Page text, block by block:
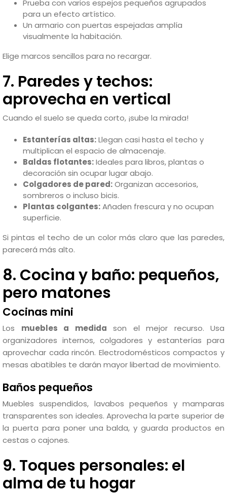
Prueba con varios espejos pequeños agrupados
para un efecto artístico.
Un armario con puertas espejadas amplía
visualmente la habitación.
Elige marcos sencillos para no recargar.
7. Paredes y techos:
aprovecha en vertical
Cuando el suelo se queda corto, ¡sube la mirada!
Estanterías altas:Llegan casi hasta el techo y
multiplican el espacio de almacenaje.
Baldas flotantes:Ideales para libros, plantas o
decoración sin ocupar lugar abajo.
Colgadores de pared:Organizan accesorios,
sombreros o incluso bicis.
Plantas colgantes:Añaden frescura y no ocupan
superficie.
Si pintas el techo de un color más claro que las paredes,
parecerá más alto.
8. Cocina y baño: pequeños,
pero matones
Cocinas mini
Los muebles a medida son el mejor recurso. Usa
organizadores internos, colgadores y estanterías para
aprovechar cada rincón. Electrodomésticos compactos y
mesas abatibles te darán mayor libertad de movimiento.
Baños pequeños
Muebles suspendidos, lavabos pequeños y mamparas
transparentes son ideales. Aprovecha la parte superior de
la puerta para poner una balda, y guarda productos en
cestas o cajones.
9. Toques personales: el
alma de tu hogar